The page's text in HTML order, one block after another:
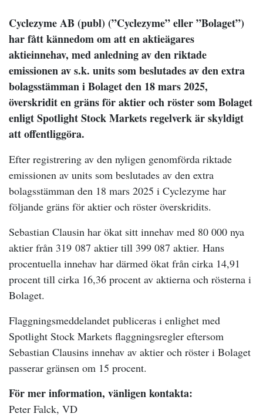
Cyclezyme AB (publ) (”Cyclezyme” eller ”Bolaget”)
har fått kännedom om att en aktieägares
aktieinnehav, med anledning av den riktade
emissionen av s.k. units som beslutades av den extra
bolagsstämman i Bolaget den 18 mars 2025,
överskridit en gräns för aktier och röster som Bolaget
enligt Spotlight Stock Markets regelverk är skyldigt
att offentliggöra.
Efter registrering av den nyligen genomförda riktade
emissionen av units som beslutades av den extra
bolagsstämman den 18 mars 2025 i Cyclezyme har
följande gräns för aktier och röster överskridits.
Sebastian Clausin har ökat sitt innehav med 80 000 nya
aktier från 319 087 aktier till 399 087 aktier. Hans
procentuella innehav har därmed ökat från cirka 14,91
procent till cirka 16,36 procent av aktierna och rösterna i
Bolaget.
Flaggningsmeddelandet publiceras i enlighet med
Spotlight Stock Markets flaggningsregler eftersom
Sebastian Clausins innehav av aktier och röster i Bolaget
passerar gränsen om 15 procent.
För mer information, vänligen kontakta:
Peter Falck, VD